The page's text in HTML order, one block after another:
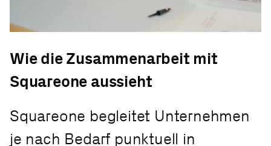
Wie die Zusammenarbeit mit
Squareone aussieht
Squareone begleitet Unternehmen
je nach Bedarf punktuell in